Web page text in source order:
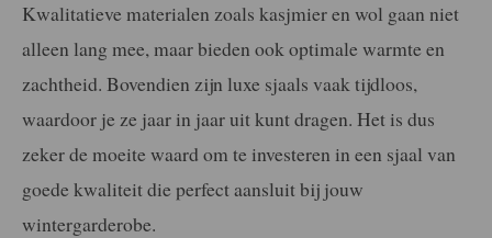
Kwalitatieve materialen zoals kasjmier en wol gaan niet
alleen lang mee, maar bieden ook optimale warmte en
zachtheid. Bovendien zijn luxe sjaals vaak tijdloos,
waardoor je ze jaar in jaar uit kunt dragen. Het is dus
zeker de moeite waard om te investeren in een sjaal van
goede kwaliteit die perfect aansluit bij jouw
wintergarderobe.